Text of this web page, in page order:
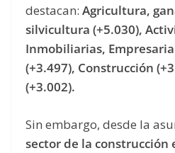
destacan: Agricultura,
silvicultura (+5.030),
Inmobiliarias,
(+3.497), Construcción
(+3.002).
Sin embargo, desde la
sector de la construcción